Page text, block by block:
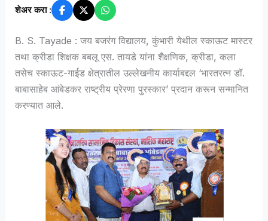
शेअर करा :
B. S. Tayade : जय बजरंग विद्यालय, कुंभारी येथील स्काऊट मास्टर
तथा क्रीडा शिक्षक बबलू एस. तायडे यांना शैक्षणिक, क्रीडा, कला
तसेच स्काऊट-गाईड क्षेत्रातील उल्लेखनीय कार्याबद्दल ‘भारतरत्न डॉ.
बाबासाहेब आंबेडकर राष्ट्रीय प्रेरणा पुरस्कार’ प्रदान करून सन्मानित
करण्यात आले.